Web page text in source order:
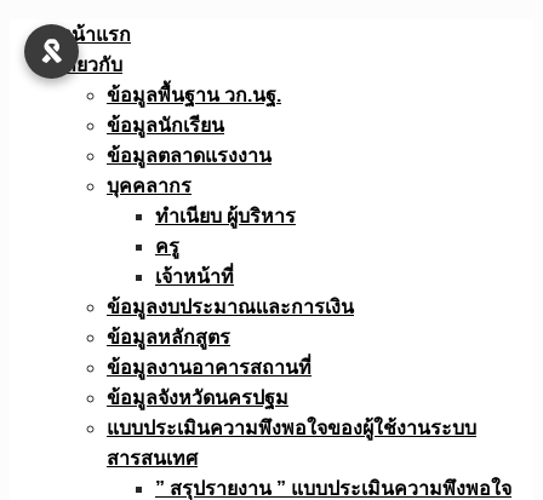
Skip
หน้าแรก
เกี่ยวกับ
ข้อมูลพื้นฐาน วก.นฐ.
ข้อมูลนักเรียน
ข้อมูลตลาดแรงงาน
บุคคลากร
ทำเนียบ ผู้บริหาร
ครู
เจ้าหน้าที่
ข้อมูลงบประมาณเเละการเงิน
ข้อมูลหลักสูตร
ข้อมูลงานอาคารสถานที่
ข้อมูลจังหวัดนครปฐม
แบบประเมินความพึงพอใจของผู้ใช้งานระบบ
สารสนเทศ
” สรุปรายงาน ” แบบประเมินความพึงพอใจ